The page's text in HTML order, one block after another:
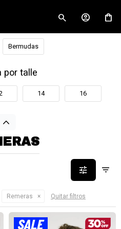
Bermudas
por talle
14 16
Remeras Quitar filtros